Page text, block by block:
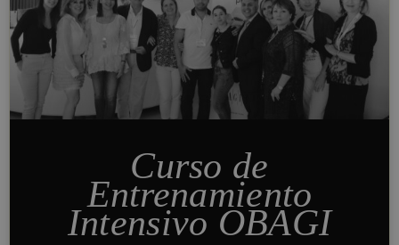
Curso de
Entrenamiento
Intensivo OBAGI